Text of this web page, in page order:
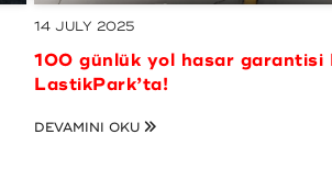
21 MAY 2025
10.000 TL ve üzeri
varan MaxiPuan kazanma fırsatı